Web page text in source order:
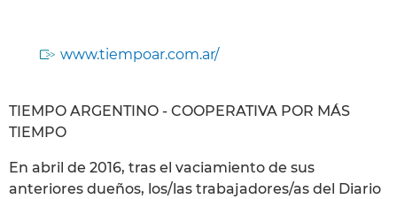
www.tiempoar.com.ar/
TIEMPO ARGENTINO - COOPERATIVA POR MÁS
TIEMPO
En abril de 2016, tras el vaciamiento de sus
anteriores dueños, los/las trabajadores/as del Diario